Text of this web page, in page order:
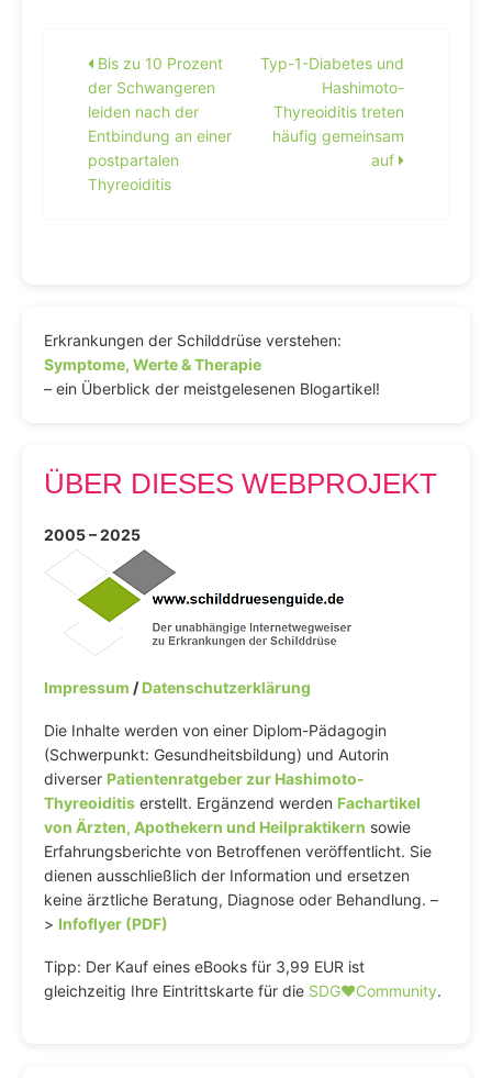
Beitragsnavigation
Bis zu 10 Prozent
der Schwangeren
leiden nach der
Entbindung an einer
postpartalen
Thyreoiditis
Typ-1-Diabetes und
Hashimoto-
Thyreoiditis treten
häufig gemeinsam
auf
Erkrankungen der Schilddrüse verstehen:
Symptome, Werte & Therapie
– ein Überblick der meistgelesenen Blogartikel!
ÜBER DIESES WEBPROJEKT
2005 – 2025
Impressum /Datenschutzerklärung
Die Inhalte werden von einer Diplom-Pädagogin
(Schwerpunkt: Gesundheitsbildung) und Autorin
diverser Patientenratgeber zur Hashimoto-
Thyreoiditis erstellt. Ergänzend werden Fachartikel
von Ärzten, Apothekern und Heilpraktikern sowie
Erfahrungsberichte von Betroffenen veröffentlicht. Sie
dienen ausschließlich der Information und ersetzen
keine ärztliche Beratung, Diagnose oder Behandlung. –
> Infoflyer (PDF)
Tipp: Der Kauf eines eBooks für 3,99 EUR ist
gleichzeitig Ihre Eintrittskarte für die SDG♥️Community.